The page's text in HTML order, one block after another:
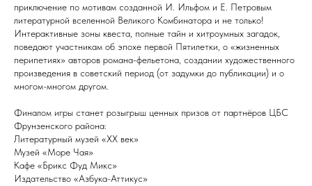
приключение по мотивам созданной И. Ильфом и Е. Петровым
литературной вселенной Великого Комбинатора и не только!
Интерактивные зоны квеста, полные тайн и хитроумных загадок,
поведают участникам об эпохе первой Пятилетки, о «жизненных
перипетиях» авторов романа-фельетона, создании художественного
произведения в советский период (от задумки до публикации) и о
многом-многом другом.
Финалом игры станет розыгрыш ценных призов от партнёров ЦБС
Фрунзенского района:
Литературный музей «XX век»
Музей «Море Чая»
Кафе «Брикс Фуд Микс»
Издательство «Азбука-Аттикус»